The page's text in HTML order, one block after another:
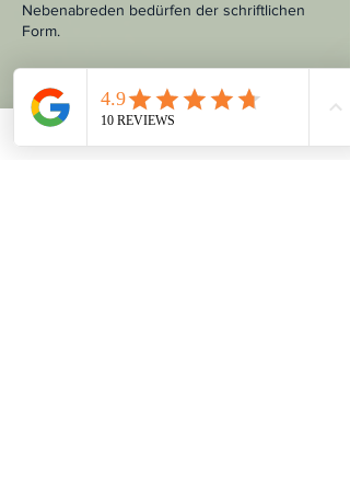
Nebenabreden bedürfen der schriftlichen
Form.
Kontaktangaben